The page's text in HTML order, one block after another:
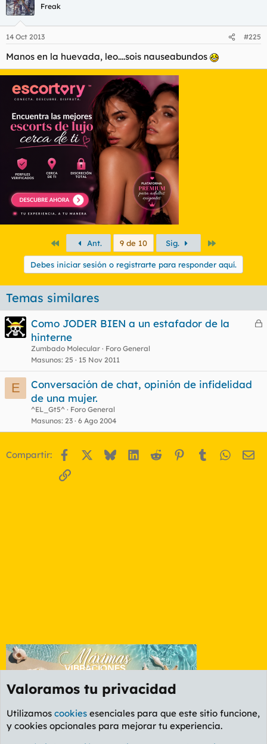
Freak
14 Oct 2013 #225
Manos en la huevada, leo....sois nauseabundos
PrimeroAnt. 9 de 10 Sig.
Debes iniciar sesión o registrarte para responder aquí.
Temas similares
C
a
Como JODER BIEN a un estafador de la
hinterne
Zumbado Molecular
Foro General
Masunos 25 15 Nov 2011
E
Conversación de chat, opinión de infidelidad
de una mujer.
^EL_Gt5^
Foro General
Masunos 23 6 Ago 2004
Compartir: Facebook BlueskyLinkedIn
Reddit Pinterest
Tumblr
Enlace
Foro Rapiñas
Valoramos tu privacidad
Utilizamos cookies esenciales para que este sitio funcione,
y cookies opcionales para mejorar tu experiencia.